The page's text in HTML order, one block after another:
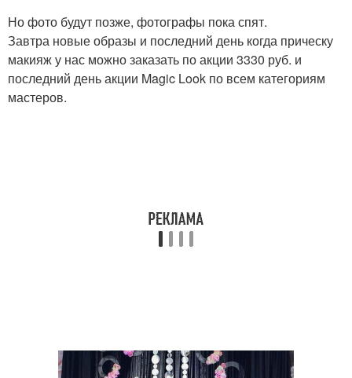
Но фото будут позже, фотографы пока спят.
Завтра новые образы и последний день когда прическу
макияж у нас можно заказать по акции 3330 руб. и
последний день акции Magic Look по всем категориям
мастеров.